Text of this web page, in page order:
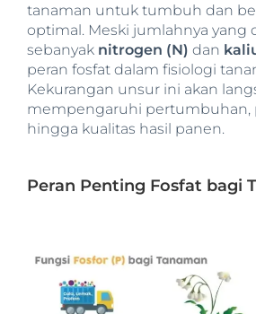
tanaman untuk tumbuh dan
optimal. Meski jumlahnya yang
sebanyak nitrogen (N) dan
peran fosfat dalam fisiologi
Kekurangan unsur ini akan
mempengaruhi pertumbuhan,
hingga kualitas hasil panen.
Peran Penting Fosfat bagi